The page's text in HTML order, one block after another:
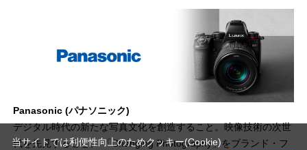
Panasonic (パナソニック)
デジタル時代の新たな写真文化を創造すること。映像技術の次世
代を先見すること。 「Changing Photography」をブランド・フ
当サイトでは利便性向上のためクッキー(Cookie)